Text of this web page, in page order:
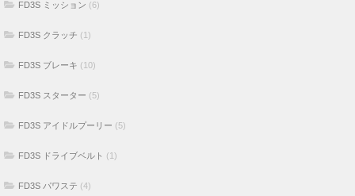
FD3S ミッション (6)
FD3S クラッチ (1)
FD3S ブレーキ (10)
FD3S スターター (5)
FD3S アイドルプーリー (5)
FD3S ドライブベルト (1)
FD3S パワステ (4)